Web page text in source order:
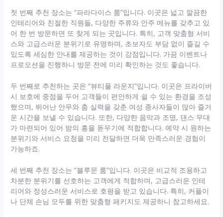
첫 번째 추천 장소는 “파라다이스 룸”입니다. 이곳은 넓고 깔끔한
인테리어와 친절한 직원들, 다양한 주류와 안주 메뉴를 갖추고 있
어 한 번 방문하면 또 찾게 되는 곳입니다. 특히, 고객 맞춤형 서비
스와 고급스러운 분위기로 유명하며, 초보자도 부담 없이 즐길 수
있도록 세심한 안내를 제공하는 것이 강점입니다. 가끔 이벤트나
프로모션을 진행하니 방문 전에 미리 확인하는 것도 좋습니다.
두 번째로 추천하는 곳은 “뷰티풀 라운지”입니다. 이곳은 프라이버
시 보호에 중점을 두어 고객들이 편안하게 쉴 수 있는 환경을 조성
했으며, 뛰어난 안무와 춤 실력을 갖춘 여성 종사자들이 많아 즐거
운 시간을 보낼 수 있습니다. 또한, 다양한 음악과 조명, 댄스 무대
가 마련되어 있어 밤의 흥을 돋우기에 적합합니다. 예약 시 원하는
분위기와 서비스 요청을 미리 전달하면 더욱 만족스러운 경험이
가능하죠.
세 번째 추천 장소는 “블루문 룸”입니다. 이곳은 비교적 조용하고
차분한 분위기를 선호하는 고객에게 적합하며, 고급스러운 인테
리어와 정성스러운 서비스로 호평을 받고 있습니다. 특히, 커플이
나 단체 손님 모두를 위한 맞춤형 패키지도 제공하니 참고하세요.